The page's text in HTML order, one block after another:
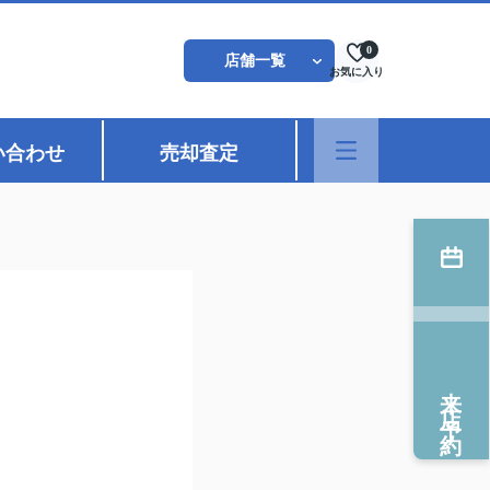
店舗一覧
お気に入り
0
合わせ 売却査定
来店予約